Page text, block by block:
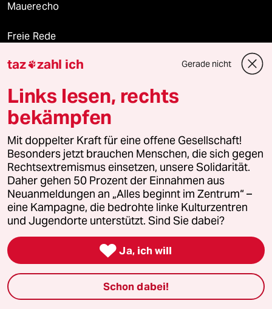
Mauerecho
Freie Rede
reingehen
Newsletter
team zukunft
taz frisch
taz zahl ich
taz lab Infobrief
Veranstaltungen
taz zahl ich Gerade nicht
Links lesen, rechts
bekämpfen
Mit doppelter Kraft für eine offene Gesellschaft!
Besonders jetzt brauchen Menschen, die sich gegen
Rechtsextremismus einsetzen, unsere Solidarität.
Daher gehen 50 Prozent der Einnahmen aus
Neuanmeldungen an „Alles beginnt im Zentrum“ –
eine Kampagne, die bedrohte linke Kulturzentren
und Jugendorte unterstützt. Sind Sie dabei?
 Ja, ich will
Schon dabei!